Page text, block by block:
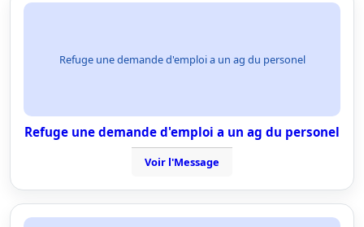
Refuge une demande d'emploi a un ag du personel
Refuge une demande d'emploi a un ag du personel
Voir l'Message